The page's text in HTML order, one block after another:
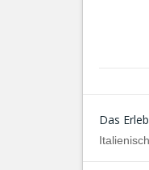
Das